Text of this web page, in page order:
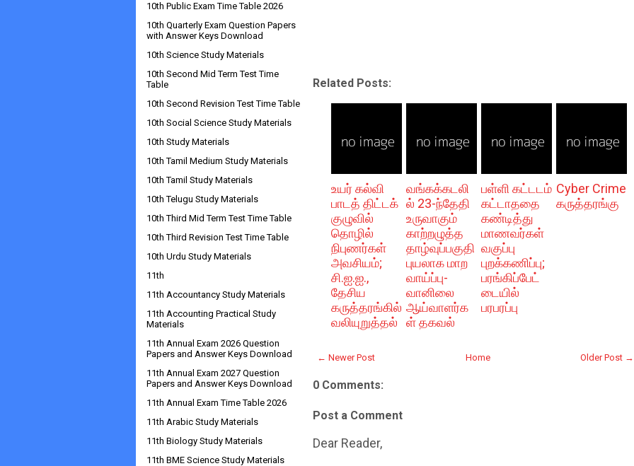
Related Posts:
உயர் கல்வி
பாடத் திட்டக்
குழுவில்
தொழில்
நிபுணர்கள்
அவசியம்;
சி.ஐ.ஐ.,
தேசிய
கருத்தரங்கில்
வலியுறுத்தல்
வங்கக்கடலி
ல் 23-ந்தேதி
உருவாகும்
காற்றழுத்த
தாழ்வுப்பகுதி
புயலாக மாற
வாய்ப்பு-
வானிலை
ஆய்வாளர்க
ள் தகவல்
பள்ளி கட்டடம்
கட்டாததை
கண்டித்து
மாணவர்கள்
வகுப்பு
புறக்கணிப்பு;
பரங்கிப்பேட்
டையில்
பரபரப்பு
Cyber Crime
கருத்தரங்கு
← Newer Post Older Post →
Home
0 Comments:
Post a Comment
Dear Reader,
10th Public Exam Time Table 2026
10th Quarterly Exam Question Papers
with Answer Keys Download
10th Science Study Materials
10th Second Mid Term Test Time
Table
10th Second Revision Test Time Table
10th Social Science Study Materials
10th Study Materials
10th Tamil Medium Study Materials
10th Tamil Study Materials
10th Telugu Study Materials
10th Third Mid Term Test Time Table
10th Third Revision Test Time Table
10th Urdu Study Materials
11th
11th Accountancy Study Materials
11th Accounting Practical Study
Materials
11th Annual Exam 2026 Question
Papers and Answer Keys Download
11th Annual Exam 2027 Question
Papers and Answer Keys Download
11th Annual Exam Time Table 2026
11th Arabic Study Materials
11th Biology Study Materials
11th BME Science Study Materials